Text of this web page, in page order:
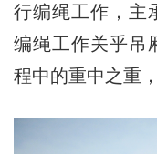
行编绳工作，主
编绳工作关乎吊
程中的重中之重